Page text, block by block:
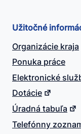
Užitočné
Organizácie kraja
Ponuka práce
Elektronické
Dotácie
Úradná tabuľa
Telefónny